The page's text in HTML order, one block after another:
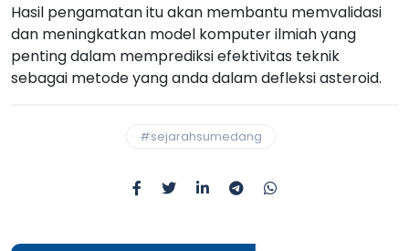
Hasil pengamatan itu akan membantu memvalidasi
dan meningkatkan model komputer ilmiah yang
penting dalam memprediksi efektivitas teknik
sebagai metode yang anda dalam defleksi asteroid.
#sejarahsumedang